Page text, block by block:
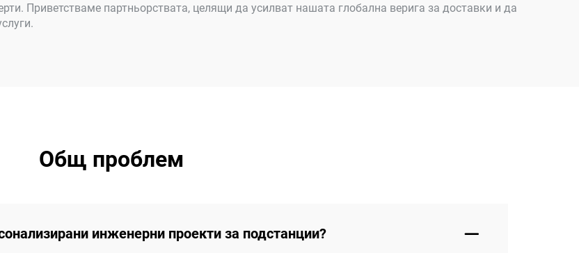
Приветстваме партньорствата, целящи да усилват нашата глобална верига за доставки и да
Общ проблем
инженерни проекти за подстанции?